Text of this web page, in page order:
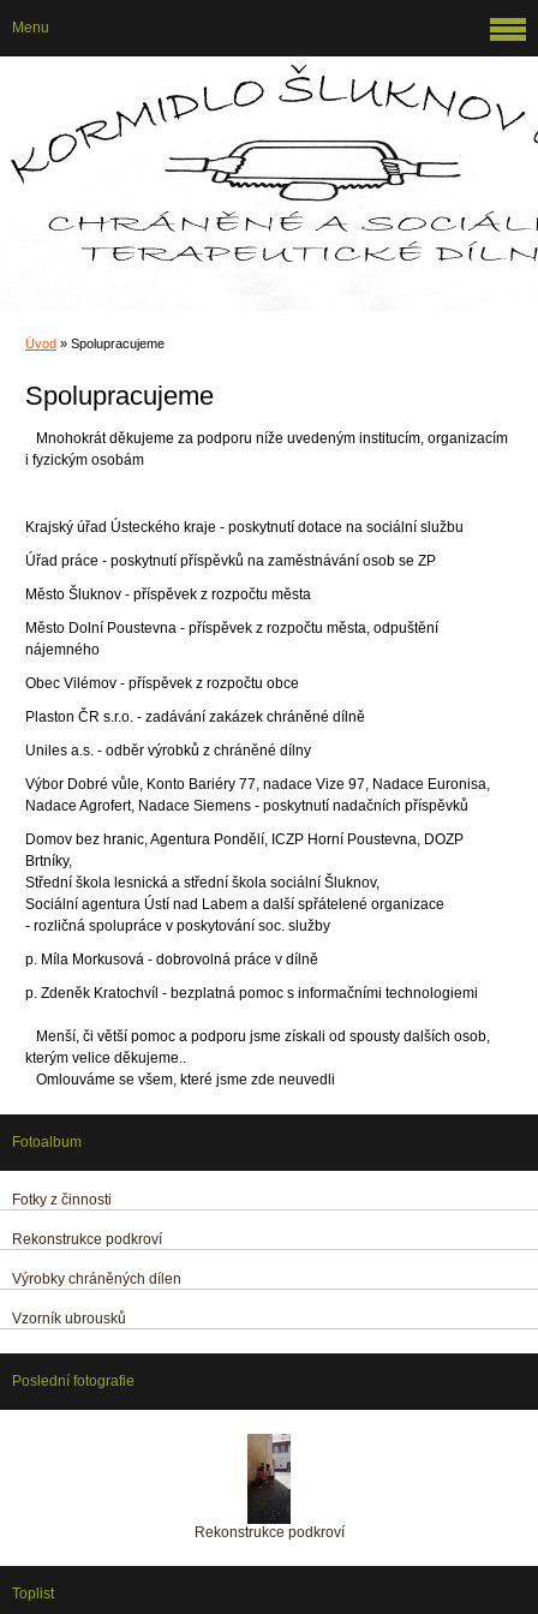
Úvod » Spolupracujeme
Spolupracujeme
Mnohokrát děkujeme za podporu níže uvedeným institucím, organizacím
i fyzickým osobám
Krajský úřad Ústeckého kraje - poskytnutí dotace na sociální službu
Úřad práce - poskytnutí příspěvků na zaměstnávání osob se ZP
Město Šluknov - příspěvek z rozpočtu města
Město Dolní Poustevna - příspěvek z rozpočtu města, odpuštění
nájemného
Obec Vilémov - příspěvek z rozpočtu obce
Plaston ČR s.r.o. - zadávání zakázek chráněné dílně
Uniles a.s. - odběr výrobků z chráněné dílny
Výbor Dobré vůle, Konto Bariéry 77, nadace Vize 97, Nadace Euronisa,
Nadace Agrofert, Nadace Siemens - poskytnutí nadačních příspěvků
Domov bez hranic, Agentura Pondělí, ICZP Horní Poustevna, DOZP
Brtníky,
Střední škola lesnická a střední škola sociální Šluknov,
Sociální agentura Ústí nad Labem a další spřátelené organizace
- rozličná spolupráce v poskytování soc. služby
p. Míla Morkusová - dobrovolná práce v dílně
p. Zdeněk Kratochvíl - bezplatná pomoc s informačními technologiemi
Menší, či větší pomoc a podporu jsme získali od spousty dalších osob,
kterým velice děkujeme..
Omlouváme se všem, které jsme zde neuvedli
Menu
Fotoalbum
Fotky z činnosti
Rekonstrukce podkroví
Výrobky chráněných dílen
Vzorník ubrousků
Poslední fotografie
Rekonstrukce podkroví
Toplist